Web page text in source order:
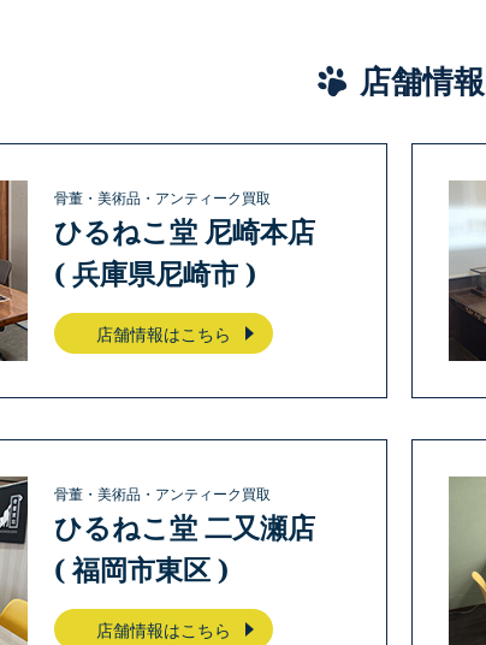
店舗情報
骨董・美術品・アンティーク買取
ひるねこ堂 尼崎本店
( 兵庫県尼崎市 )
店舗情報はこちら
骨董・美術品・アンティーク買取
ひるねこ堂 二又瀬店
( 福岡市東区 )
店舗情報はこちら